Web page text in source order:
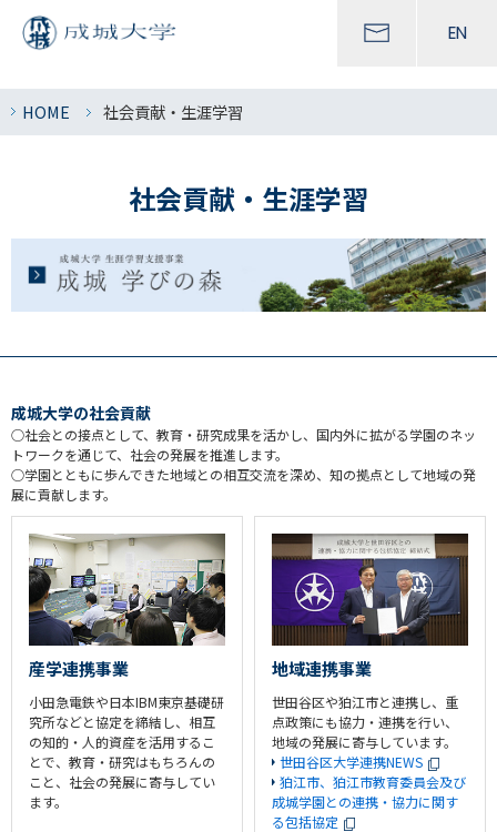
EN
HOME 社会貢献・生涯学習
社会貢献・生涯学習
成城大学の社会貢献
○社会との接点として、教育・研究成果を活かし、国内外に拡がる学園のネッ
トワークを通じて、社会の発展を推進します。
○学園とともに歩んできた地域との相互交流を深め、知の拠点として地域の発
展に貢献します。
産学連携事業
小田急電鉄や日本IBM東京基礎研
究所などと協定を締結し、相互
の知的・人的資産を活用するこ
とで、教育・研究はもちろんの
こと、社会の発展に寄与してい
ます。
地域連携事業
世田谷区や狛江市と連携し、重
点政策にも協力・連携を行い、
地域の発展に寄与しています。
世田谷区大学連携NEWS
狛江市、狛江市教育委員会及び
成城学園との連携・協力に関す
る包括協定